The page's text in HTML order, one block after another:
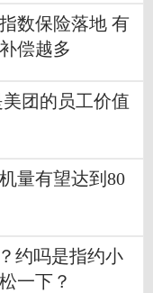
数保险落地 有
偿越多
团的员工价值
量有望达到80
约吗是指约小
一下？